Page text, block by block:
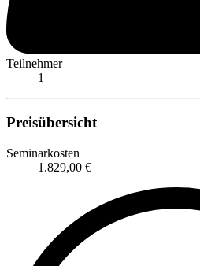
Teilnehmer
1
Preisübersicht
Seminarkosten
1.829,00 €